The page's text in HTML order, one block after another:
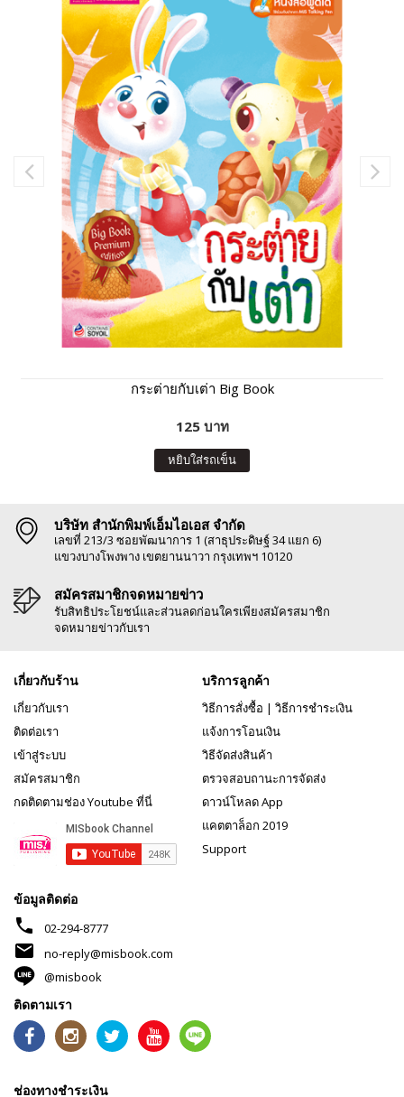
กระต่ายกับเต่า Big Book
125 บาท
หยิบใส่รถเข็น
บริษัท สำนักพิมพ์เอ็มไอเอส จำกัด
เลขที่ 213/3 ซอยพัฒนาการ 1 (สาธุประดิษฐ์ 34 แยก 6)
แขวงบางโพงพาง เขตยานนาวา กรุงเทพฯ 10120
สมัครสมาชิกจดหมายข่าว
รับสิทธิประโยชน์และส่วนลดก่อนใครเพียงสมัครสมาชิก
จดหมายข่าวกับเรา
เกี่ยวกับร้าน
เกี่ยวกับเรา
ติดต่อเรา
เข้าสู่ระบบ
สมัครสมาชิก
กดติดตามช่อง Youtube ที่นี่
บริการลูกค้า
วิธีการสั่งซื้อ | วิธีการชำระเงิน
แจ้งการโอนเงิน
วิธีจัดส่งสินค้า
ตรวจสอบถานะการจัดส่ง
ดาวน์โหลด App
แคตตาล็อก 2019
Support
ข้อมูลติดต่อ
phone 02-294-8777
mail
no-reply@misbook.com
@misbook
ติดตามเรา
ช่องทางชำระเงิน